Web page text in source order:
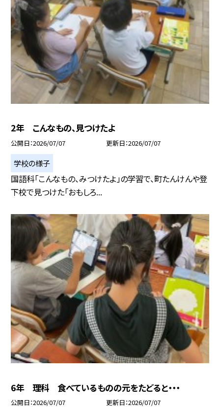
2年 こんなもの、見つけたよ
公開日 2026/07/07 更新日 2026/07/07
学校の様子
国語科「こんなもの、みつけたよ」の学習で、町たんけんや登
下校で見つけた「おもしろ...
6年 理科 食べているものの元をたどると・・・
公開日 2026/07/07 更新日 2026/07/07